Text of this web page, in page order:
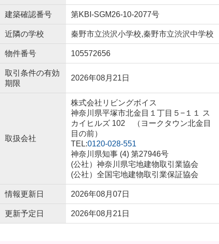
建築確認番号 第KBI-SGM26-10-2077号
近隣の学校 秦野市立渋沢小学校,秦野市立渋沢中学校
物件番号 105572656
取引条件の有効
期限
2026年08月21日
取扱会社
株式会社リビングボイス
神奈川県平塚市北金目１丁目５−１１ ス
カイヒルズ 102 （ヨークタウン北金目
目の前）
TEL:0120-028-551
神奈川県知事 (4) 第27946号
(公社）神奈川県宅地建物取引業協会
(公社）全国宅地建物取引業保証協会
情報更新日 2026年08月07日
更新予定日 2026年08月21日